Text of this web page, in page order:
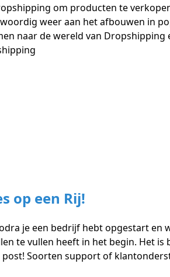
om producten te
weer aan het afbouwen in
naar de wereld van Dropshipping
op een Rij!
je een bedrijf hebt opgestart en
te vullen heeft in het begin. Het is
Soorten support of